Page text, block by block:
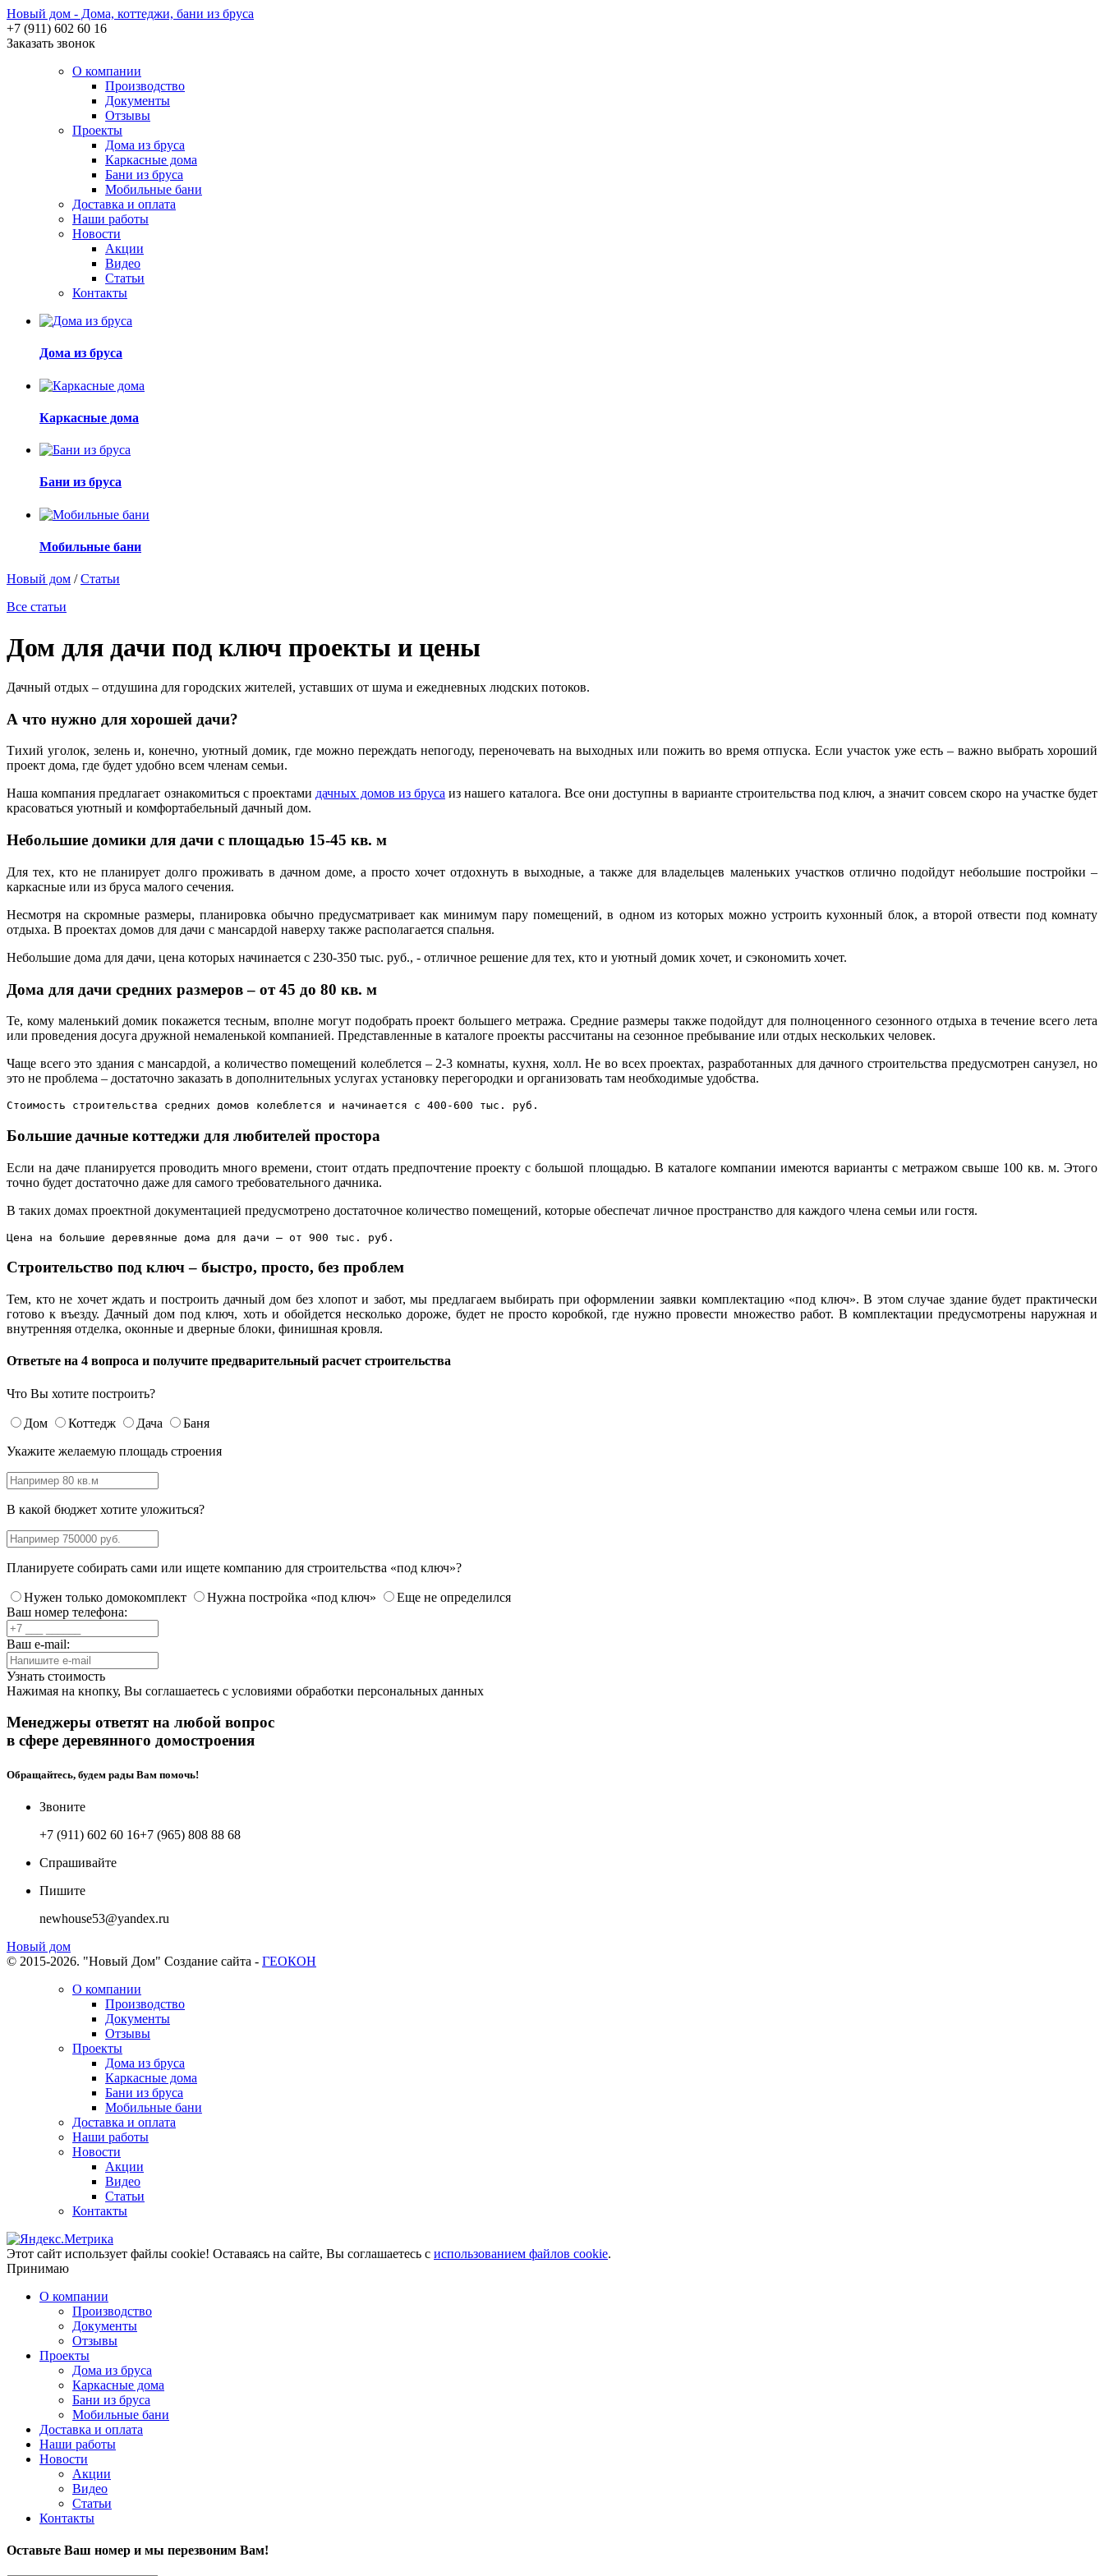
Новый дом - Дома, коттеджи, бани из бруса
+7 (911) 602 60 16
Заказать звонок
О компании
Производство
Документы
Отзывы
Проекты
Дома из бруса
Каркасные дома
Бани из бруса
Мобильные бани
Доставка и оплата
Наши работы
Новости
Акции
Видео
Статьи
Контакты
Дома из бруса
Каркасные дома
Бани из бруса
Мобильные бани
Новый дом / Статьи
Все статьи
Дом для дачи под ключ проекты и цены
Дачный отдых – отдушина для городских жителей, уставших от шума и ежедневных людских потоков.
А что нужно для хорошей дачи?
Тихий уголок, зелень и, конечно, уютный домик, где можно переждать непогоду, переночевать на выходных или пожить во время отпуска. Если участок уже есть – важно выбрать хороший
проект дома, где будет удобно всем членам семьи.
Наша компания предлагает ознакомиться с проектамидачных домов из бруса из нашего каталога. Все они доступны в варианте строительства под ключ, а значит совсем скоро на участке будет
красоваться уютный и комфортабельный дачный дом.
Небольшие домики для дачи с площадью 15-45 кв. м
Для тех, кто не планирует долго проживать в дачном доме, а просто хочет отдохнуть в выходные, а также для владельцев маленьких участков отлично подойдут небольшие постройки –
каркасные или из бруса малого сечения.
Несмотря на скромные размеры, планировка обычно предусматривает как минимум пару помещений, в одном из которых можно устроить кухонный блок, а второй отвести под комнату
отдыха. В проектах домов для дачи с мансардой наверху также располагается спальня.
Небольшие дома для дачи, цена которых начинается с 230-350 тыс. руб., - отличное решение для тех, кто и уютный домик хочет, и сэкономить хочет.
Дома для дачи средних размеров – от 45 до 80 кв. м
Те, кому маленький домик покажется тесным, вполне могут подобрать проект большего метража. Средние размеры также подойдут для полноценного сезонного отдыха в течение всего лета
или проведения досуга дружной немаленькой компанией. Представленные в каталоге проекты рассчитаны на сезонное пребывание или отдых нескольких человек.
Чаще всего это здания с мансардой, а количество помещений колеблется – 2-3 комнаты, кухня, холл. Не во всех проектах, разработанных для дачного строительства предусмотрен санузел, но
это не проблема – достаточно заказать в дополнительных услугах установку перегородки и организовать там необходимые удобства.
Стоимость строительства средних домов колеблется и начинается с 400-600 тыс. руб.
Большие дачные коттеджи для любителей простора
Если на даче планируется проводить много времени, стоит отдать предпочтение проекту с большой площадью. В каталоге компании имеются варианты с метражом свыше 100 кв. м. Этого
точно будет достаточно даже для самого требовательного дачника.
В таких домах проектной документацией предусмотрено достаточное количество помещений, которые обеспечат личное пространство для каждого члена семьи или гостя.
Цена на большие деревянные дома для дачи – от 900 тыс. руб.
Строительство под ключ – быстро, просто, без проблем
Тем, кто не хочет ждать и построить дачный дом без хлопот и забот, мы предлагаем выбирать при оформлении заявки комплектацию «под ключ». В этом случае здание будет практически
готово к въезду. Дачный дом под ключ, хоть и обойдется несколько дороже, будет не просто коробкой, где нужно провести множество работ. В комплектации предусмотрены наружная и
внутренняя отделка, оконные и дверные блоки, финишная кровля.
Ответьте на 4 вопроса и получите предварительный расчет строительства
Что Вы хотите построить?
Дом Коттедж Дача
Баня
Укажите желаемую площадь строения
В какой бюджет хотите уложиться?
Планируете собирать сами или ищете компанию для строительства «под ключ»?
Нужен только домокомплект Нужна постройка «под ключ»
Еще не определился
Ваш номер телефона:
Ваш e-mail:
Узнать стоимость
Нажимая на кнопку, Вы соглашаетесь с условиями обработки персональных данных
Менеджеры ответят на любой вопрос
в сфере деревянного домостроения
Обращайтесь, будем рады Вам помочь!
Звоните
+7 (911) 602 60 16+7 (965) 808 88 68
Спрашивайте
Пишите
newhouse53@yandex.ru
Новый дом
© 2015-2026. "Новый Дом" Создание сайта - ГЕОКОН
О компании
Производство
Документы
Отзывы
Проекты
Дома из бруса
Каркасные дома
Бани из бруса
Мобильные бани
Доставка и оплата
Наши работы
Новости
Акции
Видео
Статьи
Контакты
Этот сайт использует файлы cookie! Оставаясь на сайте, Вы соглашаетесь с использованием файлов cookie.
Принимаю
О компании
Производство
Документы
Отзывы
Проекты
Дома из бруса
Каркасные дома
Бани из бруса
Мобильные бани
Доставка и оплата
Наши работы
Новости
Акции
Видео
Статьи
Контакты
Оставьте Ваш номер и мы перезвоним Вам!